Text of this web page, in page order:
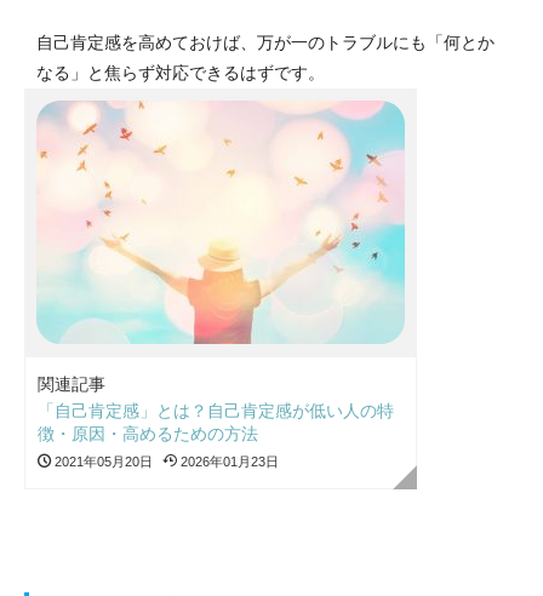
自己肯定感を高めておけば、万が一のトラブルにも「何とか
なる」と焦らず対応できるはずです。
関連記事
「自己肯定感」とは？自己肯定感が低い人の特
徴・原因・高めるための方法
2021年05月20日 2026年01月23日